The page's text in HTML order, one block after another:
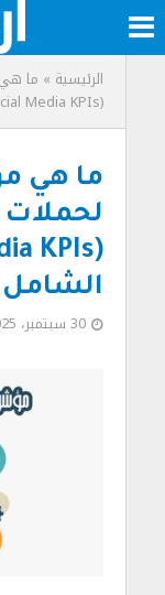
الرئيسية » ما هي
(Social Media KPIs)؟ الدليل الشامل
ما هي
لحملات
الشامل
30 سبتمبر، 2025